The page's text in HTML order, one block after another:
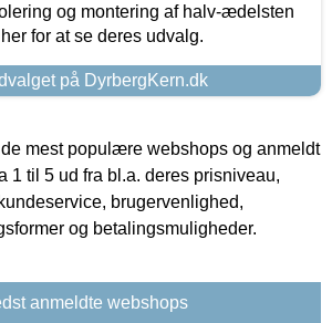
og montering af halv-ædelsten
for at se deres udvalg.
på DyrbergKern.dk
mest populære webshops og anmeldt
1 til 5 ud fra bl.a. deres prisniveau,
brugervenlighed,
og betalingsmuligheder.
anmeldte webshops